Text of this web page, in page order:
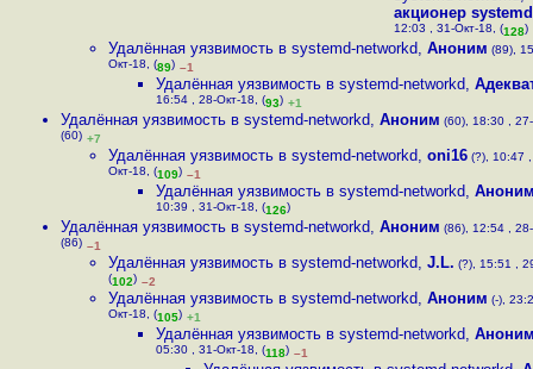
акционер systemd
12:03 , 31-Окт-18, (128)
Удалённая уязвимость в systemd-networkd, Аноним (89),
Окт-18, (89) –1
Удалённая уязвимость в systemd-networkd,
16:54 , 28-Окт-18, (93) +1
Удалённая уязвимость в systemd-networkd, Аноним (60), 18:30 ,
(60) +7
Удалённая уязвимость в systemd-networkd, oni16 (?), 10:47
Окт-18, (109) –1
Удалённая уязвимость в systemd-networkd,
10:39 , 31-Окт-18, (126)
Удалённая уязвимость в systemd-networkd, Аноним (86), 12:54 ,
(86) –1
Удалённая уязвимость в systemd-networkd, J.L. (?), 15:51 ,
(102) –2
Удалённая уязвимость в systemd-networkd, Аноним (-),
Окт-18, (105) +1
Удалённая уязвимость в systemd-networkd,
05:30 , 31-Окт-18, (118) –1